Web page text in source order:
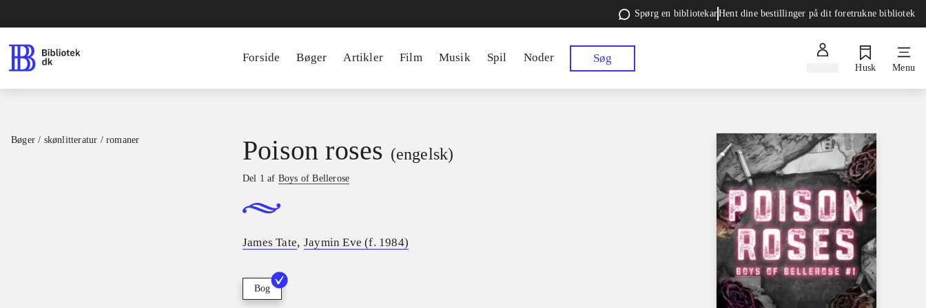
Spørg en bibliotekarHent dine bestillinger på dit foretrukne bibliotek
Forside Bøger Artikler Film Musik Spil Noder Søg
Husk Menu
Bøger / skønlitteratur / romaner Poison roses (engelsk)
Del 1 af Boys of Bellerose
James Tate, Jaymin Eve (f. 1984)
Bog